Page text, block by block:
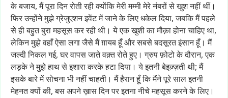
केबजाय, मैंपूरादिनरोतीरहीक्योंकिमेरीमम्मीमेरेनंबरोंसेखुशनहींथीं।
फिरउन्होंनेमुझेग्रेजुएशनइवेंटमेंजानेकेलिएधकेलदिया, जबकिमैंपहले
सेहीबहुतबुरामहसूसकररहीथी। येएकखुशीकामौक़ाहोनाचाहिएथा,
लेकिनमुझेवहाँऐसालगाजैसेमैंग़ायबहूँऔरसबसेबदसूरतइंसानहूँ। मैं
जल्दीनिकलगई, घरवापसजातेवक़्तरोतेहुए। ग्रुपफ़ोटोकेदौरान, एक
लड़केनेमुझेहाथसेइशाराकरकेहटादिया। येइतनीबेइज़्ज़तीथी; मैं
इसकेबारेमेंसोचनाभीनहींचाहती। मैंहैरानहूँकिमैंनेपूरेसालइतनी
मेहनतक्योंकी, बसअपनेख़ासदिनपरइतनानीचेमहसूसकरनेकेलिए।